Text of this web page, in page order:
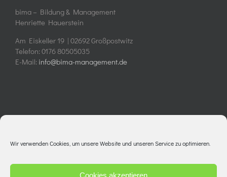
Wir verwenden Cookies, um unsere Website und unseren Service zu optimieren.
Cookies akzeptieren
bima – Bildung & Management
Henriette Hauerstein
Am Eiskeller 19 | 02692 Großpostwitz
Telefon: 0176 80505035
E-Mail: info@bima-management.de
Kontakt